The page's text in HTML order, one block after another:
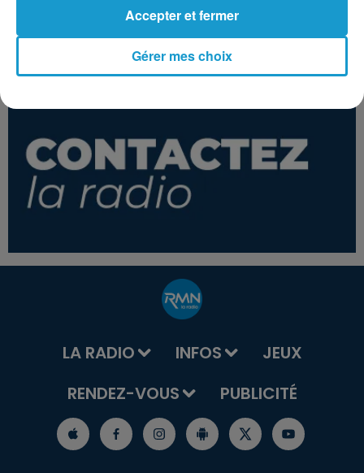
Ma Baker
LA RADIO INFOS
JEUX
RENDEZ-VOUS
PUBLICITÉ
Gérer mes choix
Accepter et fermer